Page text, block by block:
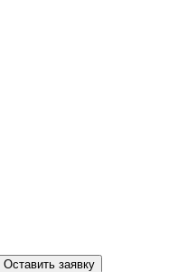
Оставить заявку